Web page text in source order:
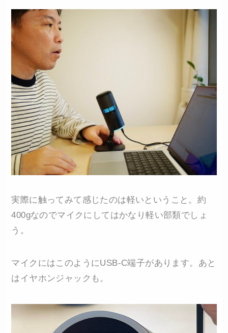
実際に触ってみて感じたのは軽いということ。約
400gなのでマイクにしてはかなり軽い部類でしょ
う。
マイクにはこのようにUSB-C端子があります。あと
はイヤホンジャックも。